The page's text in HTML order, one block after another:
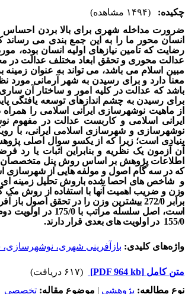
چکیده:
(۱۴۹۴ مشاهده)
ضرورت مداخله شهری برای بالا بردن احساس
انسان محور ما را به این جمع بندی می رساند
رضایت که تامین نیازهای اولیه انسان بوده،
عدالت محوری و تحقق ابعاد مختلف عدالت
مبین اسلام می باشد، می تواند به عنوان
معنا دارد و برای رسیدن به شهر آرمانی
باشد که عدالت در کلیه امور و ساختار آن
برای رسیدن به چشم اندازهای توسعه یافتگی
از ماهیت نوشهرسازی ایرانی اسلامی را همراه
ایرانی اسلامی و کاربست عدالت در مفهوم
نوشهرسازی و شهرسازی اسلامی ایرانی، با
بنیادی است؛ زیرا که از یکسو سوال اصلی
آن آزمون یک نظریه و بنابراین اثبات یا رد
اطلاعات پژوهش بر اساس روش پنل متخصصان
که در سه گام اصول و مولفه هایی از شهرسازی
و شاخص های احصا شده باروش تحلیل زمینه ای
وزن و ضریب اهمیت آنها با استفاده از روش مک
برابر 272/0 بیشترین وزن را در تحقق
155/0 در اولویت های بعدی قرار دارند.
واژه‌های کلیدی: بازآفرینی شهری،
متن کامل [PDF 964 kb]
(۶۱۷ دریافت)
نوع مطالعه: پژوهشي | موضوع مقاله: تخصصي